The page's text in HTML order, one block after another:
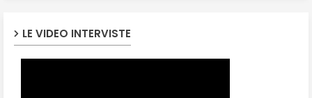
LE VIDEO INTERVISTE